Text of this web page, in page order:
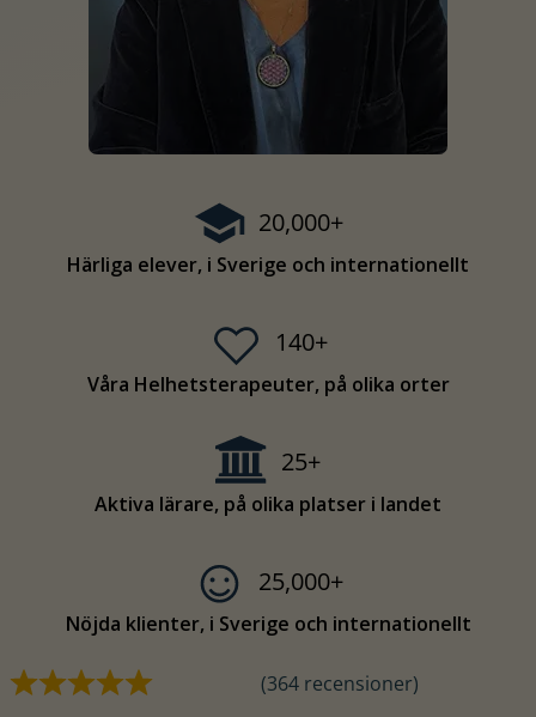
20,000+
Härliga elever, i Sverige och internationellt
140+
Våra Helhetsterapeuter, på olika orter
25+
Aktiva lärare, på olika platser i landet
25,000+
Nöjda klienter, i Sverige och internationellt
(364 recensioner)